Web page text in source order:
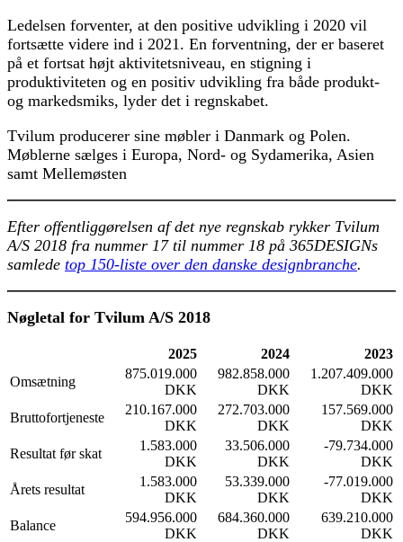
Ledelsen forventer, at den positive udvikling i 2020 vil
fortsætte videre ind i 2021. En forventning, der er baseret
på et fortsat højt aktivitetsniveau, en stigning i
produktiviteten og en positiv udvikling fra både produkt-
og markedsmiks, lyder det i regnskabet.
Tvilum producerer sine møbler i Danmark og Polen.
Møblerne sælges i Europa, Nord- og Sydamerika, Asien
samt Mellemøsten
Efter offentliggørelsen af det nye regnskab rykker Tvilum
A/S 2018 fra nummer 17 til nummer 18 på 365DESIGNs
samlede top 150-liste over den danske designbranche.
Nøgletal for Tvilum A/S 2018
2025 2024
2023
Omsætning
875.019.000
DKK
982.858.000
DKK
1.207.409.000
DKK
Bruttofortjeneste
210.167.000
DKK
272.703.000
DKK
157.569.000
DKK
Resultat før skat
1.583.000
DKK
33.506.000
DKK
-79.734.000
DKK
Årets resultat
1.583.000
DKK
53.339.000
DKK
-77.019.000
DKK
Balance
594.956.000
DKK
684.360.000
DKK
639.210.000
DKK